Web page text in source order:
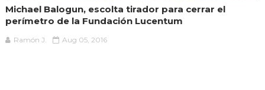
Michael Balogun, escolta tirador para cerrar el
perímetro de la Fundación Lucentum
Ramón J. Aug 05, 2016